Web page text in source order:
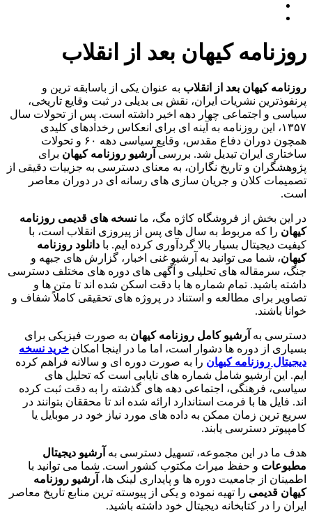
روزنامه کیهان بعد از انقلاب
روزنامه کیهان بعد از انقلاب به عنوان یکی از باسابقه ترین و
پرنفوذترین نشریات ایران، نقش بی بدیلی در ثبت وقایع تاریخی،
سیاسی و اجتماعی چهار دهه اخیر داشته است. پس از تحولات سال
۱۳۵۷، این روزنامه به آینه ای برای انعکاس رخدادهای کلیدی
همچون دوران دفاع مقدس، وقایع سیاسی دهه ۶۰ و تحولات
ساختاری ایران تبدیل شد. بررسی آرشیو روزنامه کیهان برای
پژوهشگران و تاریخ نگاران، به معنای دسترسی به جزییات دقیقی از
تصمیمات کلان و جریان سازی های رسانه ای در دوران معاصر
است.
در این بخش از فروشگاه کاژه مگ، ما نسخه های قدیمی روزنامه
کیهان را که مربوط به سال های پس از پیروزی انقلاب است، با
کیفیت دیجیتال بسیار بالا گردآوری کرده ایم. با دانلود روزنامه
کیهان، شما می توانید به آرشیو غنی اخبار، گزارش های جبهه و
جنگ، سرمقاله های تحلیلی و آگهی های دوره های مختلف دسترسی
داشته باشید. تمام شماره ها با دقت اسکن شده اند تا متن ها و
تصاویر برای مطالعه و استناد در پروژه های تحقیقی کاملاً شفاف و
خوانا باشند.
دسترسی به آرشیو کامل روزنامه کیهان به صورت فیزیکی برای
بسیاری از دوره ها دشوار است، اما ما در اینجا امکان خرید نسخه
دیجیتال روزنامه کیهان را به صورت دوره ای و سالانه فراهم کرده
ایم. این آرشیو شامل شماره های نایابی است که تحلیل های
سیاسی، فرهنگی، اجتماعی دهه های گذشته را به دقت ثبت کرده
اند. فایل ها با فرمت استاندارد ارائه شده اند تا محققان بتوانند در
سریع ترین زمان ممکن به داده های مورد نیاز خود در موبایل یا
کامپیوتر دسترسی یابند.
هدف ما در این مجموعه، تسهیل دسترسی به آرشیو دیجیتال
مطبوعات و حفظ میراث مکتوب کشور است. شما می توانید با
اطمینان از جامعیت دوره ها و پایداری لینک ها، آرشیو روزنامه
کیهان قدیمی را تهیه نموده و یکی از پیوسته ترین منابع تاریخ معاصر
ایران را در کتابخانه دیجیتال خود داشته باشید.